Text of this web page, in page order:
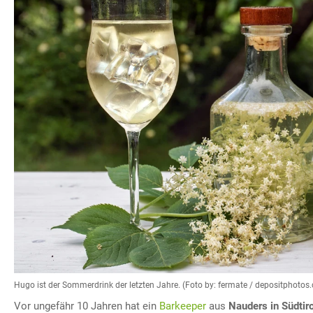
Hugo ist der Sommerdrink der letzten Jahre. (Foto by: fermate /
Vor ungefähr 10 Jahren hat ein Barkeeper aus Nauders in